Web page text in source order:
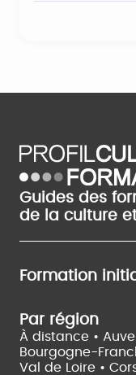
Guides des
de la culture
Formation
Par région
À distance •
Bourgogne-
Val de Loire •